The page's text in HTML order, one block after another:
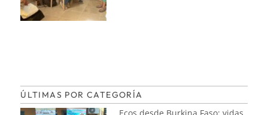
ÚLTIMAS POR CATEGORÍA
Ecos desde Burkina Faso: vidas